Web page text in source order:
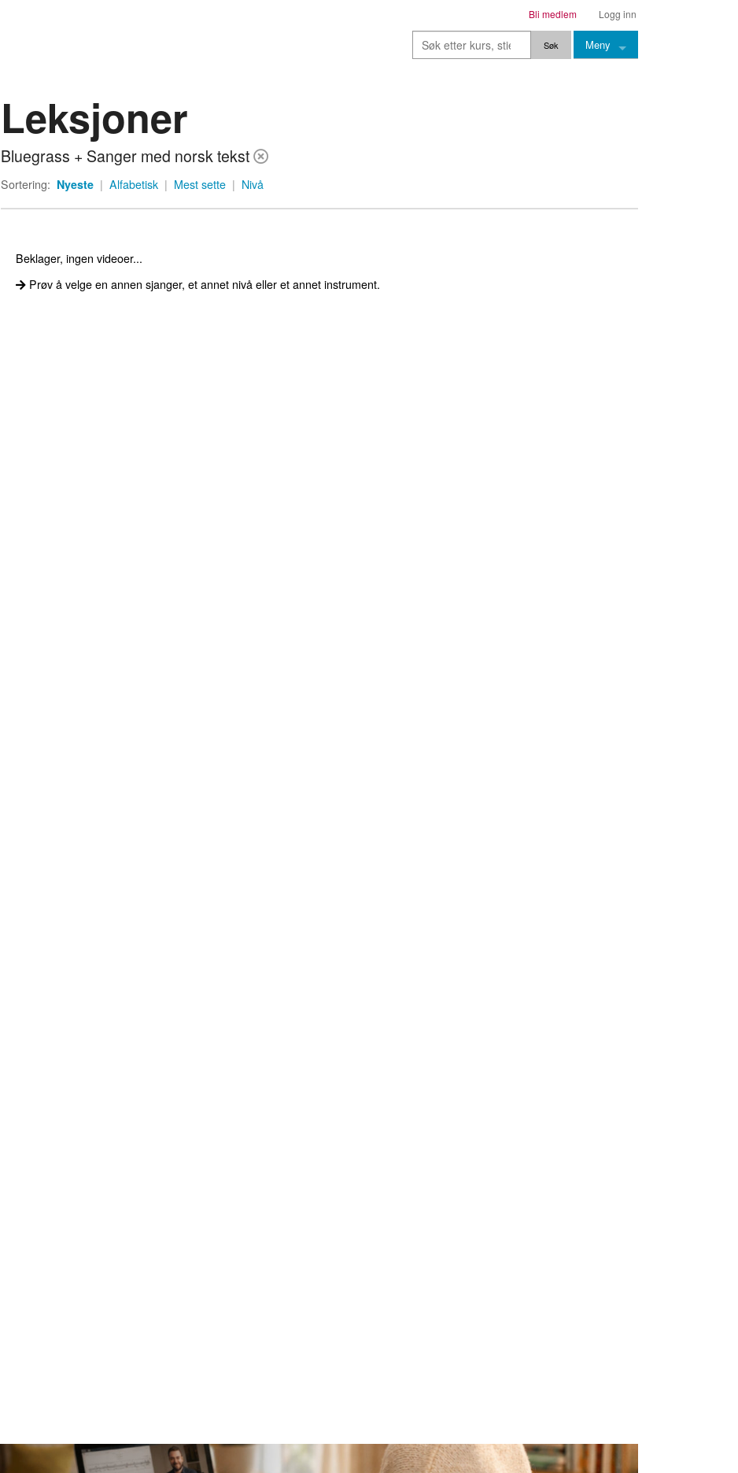
Logg inn
Bli medlem
Meny
Stemming
Leksjoner
Bluegrass + Sanger med norsk tekst
Sortering: Nyeste | Alfabetisk | Mest sette | Nivå
Beklager, ingen videoer...
Prøv å velge en annen sjanger, et annet nivå eller et annet instrument.